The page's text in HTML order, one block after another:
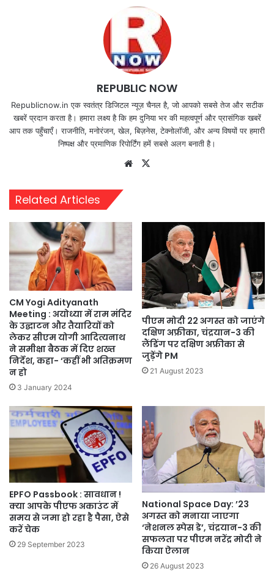
REPUBLIC NOW
Republicnow.in एक स्वतंत्र डिजिटल न्यूज़ चैनल है, जो आपको सबसे तेज और सटीक
खबरें प्रदान करता है। हमारा लक्ष्य है कि हम दुनिया भर की महत्वपूर्ण और प्रासंगिक खबरें
आप तक पहुँचाएँ। राजनीति, मनोरंजन, खेल, बिज़नेस, टेक्नोलॉजी, और अन्य विषयों पर हमारी
निष्पक्ष और प्रमाणिक रिपोर्टिंग हमें सबसे अलग बनाती है।
Website
Related Articles
CM Yogi Adityanath
Meeting : अयोध्या में राम मंदिर
के उद्घाटन और तैयारियों को
लेकर सीएम योगी आदित्यनाथ
ने समीक्षा बैठक में दिए शख्त
निर्देश, कहा- ‘कहीं भी अतिक्रमण
न हो
3 January 2024
पीएम मोदी 22 अगस्त को जाएंगे
दक्षिण अफ्रीका, चंद्रयान-3 की
लैंडिंग पर दक्षिण अफ्रीका से
जुड़ेंगे PM
21 August 2023
EPFO Passbook : सावधान !
क्या आपके पीएफ अकाउंट में
समय से जमा हो रहा है पैसा, ऐसे
करें चेक
29 September 2023
National Space Day: ’23
अगस्त को मनाया जाएगा
‘नेशनल स्पेस डे’, चंद्रयान-3 की
सफलता पर पीएम नरेंद्र मोदी ने
किया ऐलान
26 August 2023